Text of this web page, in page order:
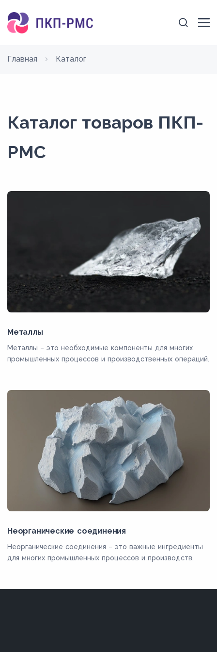
Главная Каталог
Каталог товаров ПКП-
РМС
Металлы
Металлы – это необходимые компоненты для многих
промышленных процессов и производственных операций.
Неорганические соединения
Неорганические соединения – это важные ингредиенты
для многих промышленных процессов и производств.